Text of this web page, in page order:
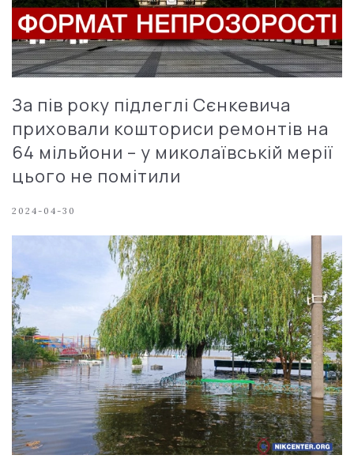
За пів року підлеглі Сєнкевича
приховали кошториси ремонтів на
64 мільйони – у миколаївській мерії
цього не помітили
2024-04-30